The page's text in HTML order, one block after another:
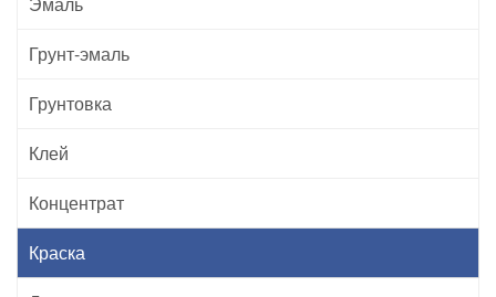
Грунт-эмаль
Грунтовка
Клей
Концентрат
Краска